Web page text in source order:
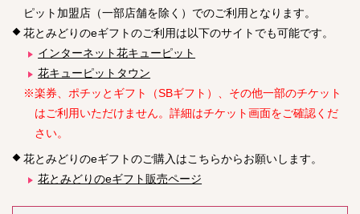
ピット加盟店（一部店舗を除く）でのご利用となります。
花とみどりのeギフトのご利用は以下のサイトでも可能です。
インターネット花キューピット
花キューピットタウン
※楽券、ポチッとギフト（SBギフト）、その他一部のチケット
はご利用いただけません。詳細はチケット画面をご確認くだ
さい。
花とみどりのeギフトのご購入はこちらからお願いします。
花とみどりのeギフト販売ページ